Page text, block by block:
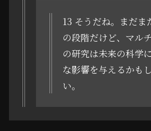
13 そうだね。まだま
の段階だけど、マル
の研究は未来の科学
な影響を与えるかも
い。